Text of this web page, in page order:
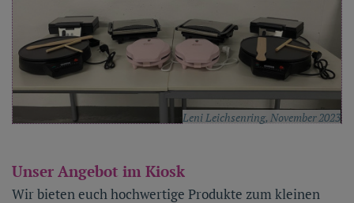
Leni Leichsenring, November 2023
Unser Angebot im Kiosk
Wir bieten euch hochwertige Produkte zum kleinen